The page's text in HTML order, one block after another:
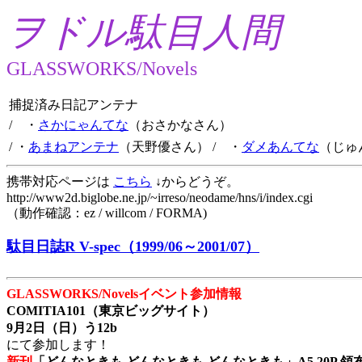
ヲドル駄目人間
GLASSWORKS/Novels
捕捉済み日記アンテナ
/ ・ さかにゃんてな （おさかなさん）
/ ・ あまねアンテナ （天野優さん） / ・ ダメあんてな （じ
携帯対応ページは こちら ↓からどうぞ。
http://www2d.biglobe.ne.jp/~irreso/neodame/hns/i/index.cgi
（動作確認：ez / willcom / FORMA)
駄目日誌R V-spec（1999/06～2001/07）
GLASSWORKS/Novelsイベント参加情報
COMITIA101（東京ビッグサイト）
9月2日（日）う12b
にて参加します！